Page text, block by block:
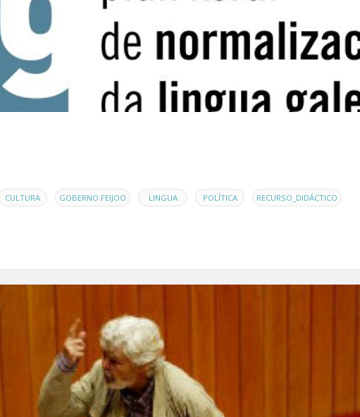
CULTURA GOBERNO FEIJOO LINGUA POLÍTICA RECURSO_DIDÁCTICO